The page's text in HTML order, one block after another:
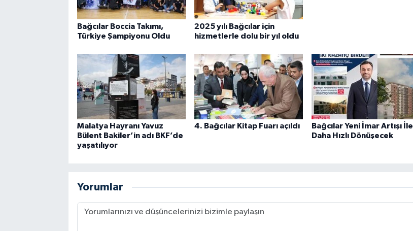
Bağcılar Boccia Takımı,
Türkiye Şampiyonu Oldu
2025 yılı Bağcılar için
hizmetlerle dolu bir yıl oldu
Malatya Hayranı Yavuz
Bülent Bakiler’in adı BKF’de
yaşatılıyor
4. Bağcılar Kitap Fuarı açıldı
Bağcılar Yeni İmar Artışı İle
Daha Hızlı Dönüşecek
Yorumlar